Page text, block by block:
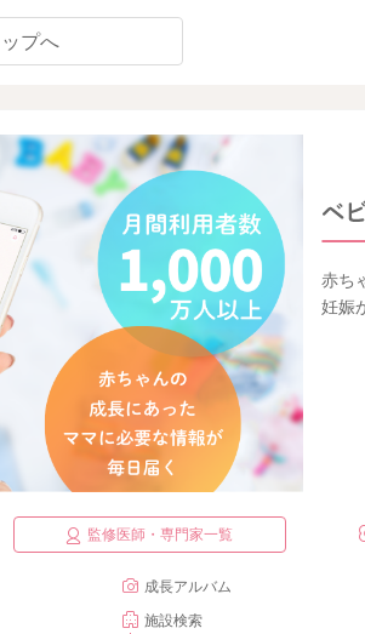
プへ
赤ち
妊娠
監修医師・専門家一覧
成長アルバム
施設検索